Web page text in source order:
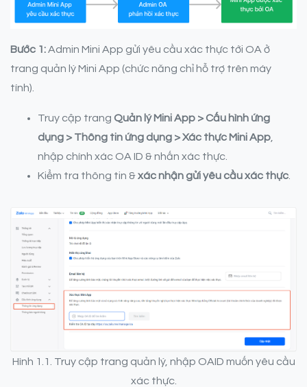
Bước 1:Admin Mini App gửi yêu cầu xác thực tới OA ở
trang quản lý Mini App (chức năng chỉ hỗ trợ trên máy
tính).
Truy cập trang Quản lý Mini App > Cấu hình ứng
dụng > Thông tin ứng dụng > Xác thực Mini App
nhập chính xác OA ID & nhấn xác thực.
Kiểm tra thông tin &xác nhận gửi yêu cầu xác thực
Hình 1.1. Truy cập trang quản lý, nhập OAID muốn yêu cầu
xác thực.